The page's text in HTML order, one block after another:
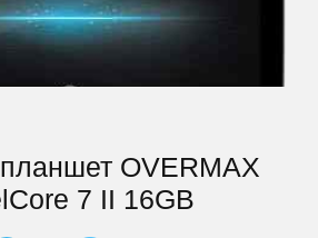
OVERMAX
7 II 16GB